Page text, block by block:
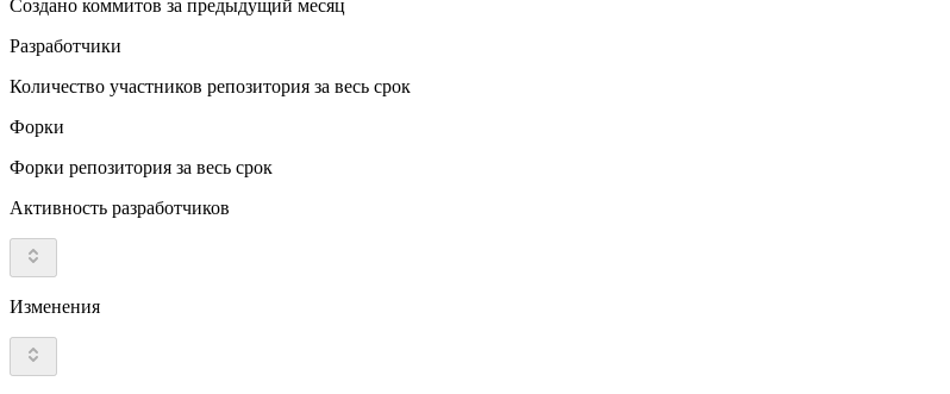
Создано коммитов за предыдущий месяц
Разработчики
Количество участников репозитория за весь срок
Форки
Форки репозитория за весь срок
Активность разработчиков
Изменения